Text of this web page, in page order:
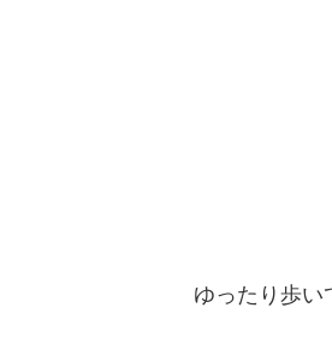
ゆったり歩い